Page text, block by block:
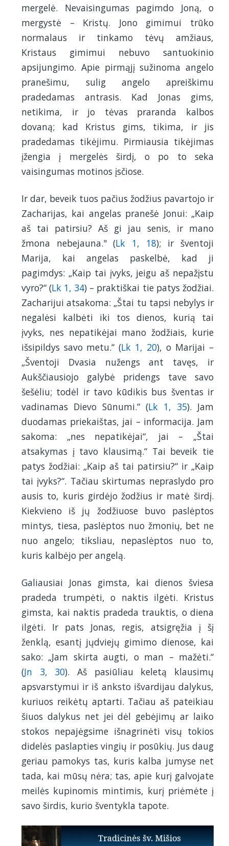
mergelė. Nevaisingumas pagimdo Joną, o
mergystė – Kristų. Jono gimimui trūko
normalaus ir tinkamo tėvų amžiaus,
Kristaus gimimui nebuvo santuokinio
apsijungimo. Apie pirmąjį sužinoma angelo
pranešimu, sulig angelo apreiškimu
pradedamas antrasis. Kad Jonas gims,
netikima, ir jo tėvas praranda kalbos
dovaną; kad Kristus gims, tikima, ir jis
pradedamas tikėjimu. Pirmiausia tikėjimas
įžengia į mergelės širdį, o po to seka
vaisingumas motinos įsčiose.
Ir dar, beveik tuos pačius žodžius pavartojo ir
Zacharijas, kai angelas pranešė Jonui: „Kaip
aš tai patirsiu? Aš gi jau senis, ir mano
žmona nebejauna." (Lk 1, 18); ir šventoji
Marija, kai angelas paskelbė, kad ji
pagimdys: „Kaip tai įvyks, jeigu aš nepažįstu
vyro?“ (Lk 1, 34) – praktiškai tie patys žodžiai.
Zacharijui atsakoma: „Štai tu tapsi nebylys ir
negalėsi kalbėti iki tos dienos, kurią tai
įvyks, nes nepatikėjai mano žodžiais, kurie
išsipildys savo metu.“ (Lk 1, 20), o Marijai –
„Šventoji Dvasia nužengs ant tavęs, ir
Aukščiausiojo galybė pridengs tave savo
šešėliu; todėl ir tavo kūdikis bus šventas ir
vadinamas Dievo Sūnumi.“ (Lk 1, 35). Jam
duodamas priekaištas, jai – informacija. Jam
sakoma: „nes nepatikėjai“, jai – „Štai
atsakymas į tavo klausimą.“ Tai beveik tie
patys žodžiai: „Kaip aš tai patirsiu?“ ir „Kaip
tai įvyks?“. Tačiau skirtumas nepraslydo pro
ausis to, kuris girdėjo žodžius ir matė širdį.
Kiekvieno iš jų žodžiuose buvo paslėptos
mintys, tiesa, paslėptos nuo žmonių, bet ne
nuo angelo; tiksliau, nepaslėptos nuo to,
kuris kalbėjo per angelą.
Galiausiai Jonas gimsta, kai dienos šviesa
pradeda trumpėti, o naktis ilgėti. Kristus
gimsta, kai naktis pradeda trauktis, o diena
ilgėti. Ir pats Jonas, regis, atsigręžia į šį
ženklą, esantį jųdviejų gimimo dienose, kai
sako: „Jam skirta augti, o man – mažėti.“
(Jn 3, 30). Aš pasiūliau keletą klausimų
apsvarstymui ir iš anksto išvardijau dalykus,
kuriuos reikėtų aptarti. Tačiau aš pateikiau
šiuos dalykus net jei dėl gebėjimų ar laiko
stokos nepajėgsime išnagrinėti visų tokios
didelės paslapties vingių ir posūkių. Jus daug
geriau pamokys tas, kuris kalba jumyse net
tada, kai mūsų nėra; tas, apie kurį galvojate
meilės kupinomis mintimis, kurį priėmėte į
savo širdis, kurio šventykla tapote.